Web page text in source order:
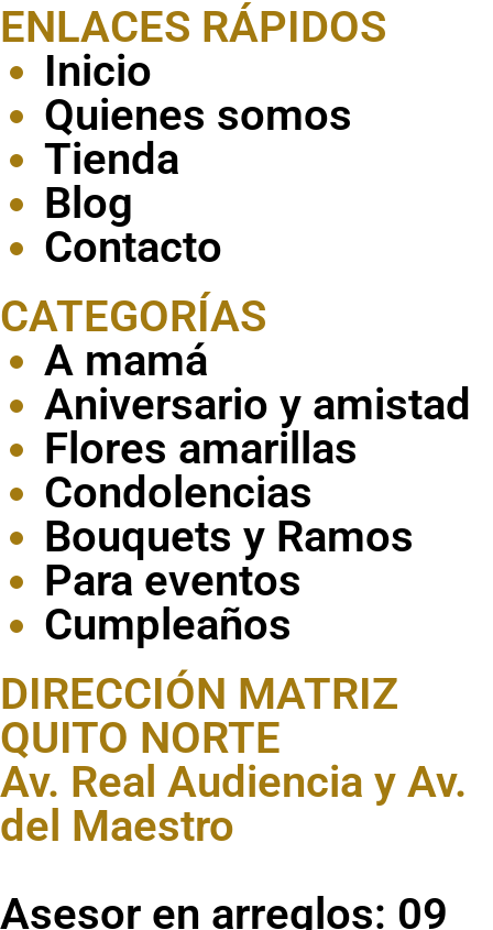
ENLACES RÁPIDOS
Inicio
Quienes somos
Tienda
Blog
Contacto
CATEGORÍAS
A mamá
Aniversario y amistad
Flores amarillas
Condolencias
Bouquets y Ramos
Para eventos
Cumpleaños
DIRECCIÓN MATRIZ
QUITO NORTE
Av. Real Audiencia y Av.
del Maestro
Asesor en arreglos: 09